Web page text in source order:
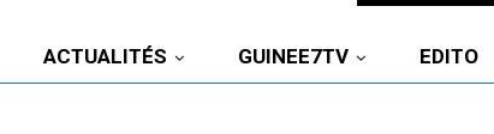
ACTUALITÉS GUINEE7TV EDITO